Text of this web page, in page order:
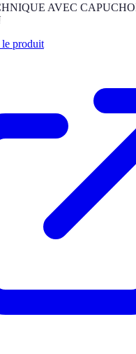
AVEC
produit